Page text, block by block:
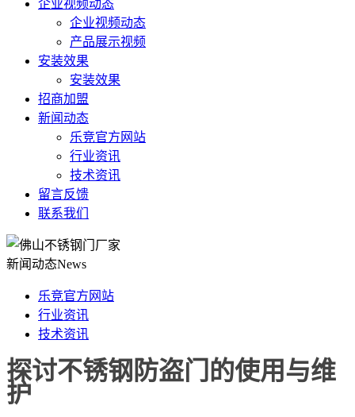
企业视频动态
企业视频动态
产品展示视频
安装效果
安装效果
招商加盟
新闻动态
乐竞官方网站
行业资讯
技术资讯
留言反馈
联系我们
新闻动态News
乐竞官方网站
行业资讯
技术资讯
探讨不锈钢防盗门的使用与维
护